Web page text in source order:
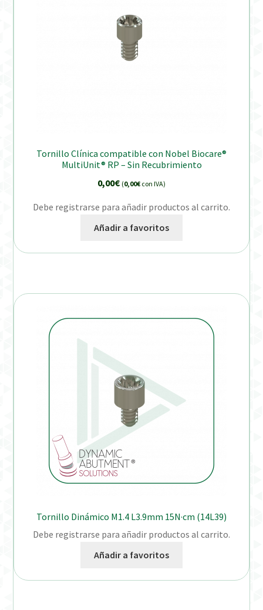
Tornillo Clínica compatible con Nobel Biocare®
MultiUnit® RP – Sin Recubrimiento
0,00€ (0,00€ con IVA)
Debe registrarse para añadir productos al carrito.
Añadir a favoritos
Tornillo Dinámico M1.4 L3.9mm 15N·cm (14L39)
Debe registrarse para añadir productos al carrito.
Añadir a favoritos